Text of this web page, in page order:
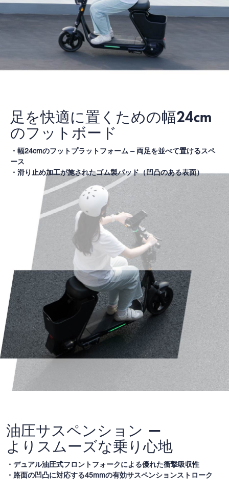
足を快適に置くための幅24cm
のフットボード
・幅24cmのフットプラットフォーム – 両足を並べて置けるスペ
ース
・滑り止め加工が施されたゴム製パッド（凹凸のある表面）
油圧サスペンション —
よりスムーズな乗り心地
・デュアル油圧式フロントフォークによる優れた衝撃吸収性
・路面の凹凸に対応する45mmの有効サスペンションストローク